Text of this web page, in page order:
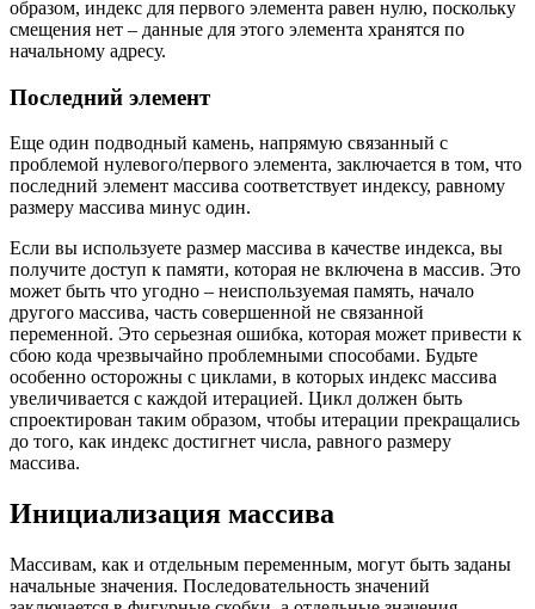
образом, индекс для первого элемента равен нулю, поскольку
смещения нет – данные для этого элемента хранятся по
начальному адресу.
Последний элемент
Еще один подводный камень, напрямую связанный с
проблемой нулевого/первого элемента, заключается в том, что
последний элемент массива соответствует индексу, равному
размеру массива минус один.
Если вы используете размер массива в качестве индекса, вы
получите доступ к памяти, которая не включена в массив. Это
может быть что угодно – неиспользуемая память, начало
другого массива, часть совершенной не связанной
переменной. Это серьезная ошибка, которая может привести к
сбою кода чрезвычайно проблемными способами. Будьте
особенно осторожны с циклами, в которых индекс массива
увеличивается с каждой итерацией. Цикл должен быть
спроектирован таким образом, чтобы итерации прекращались
до того, как индекс достигнет числа, равного размеру
массива.
Инициализация массива
Массивам, как и отдельным переменным, могут быть заданы
начальные значения. Последовательность значений